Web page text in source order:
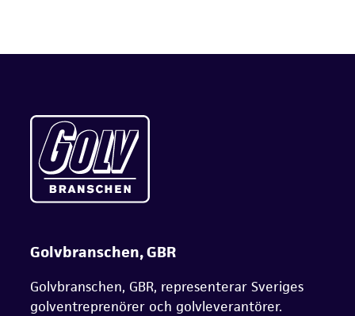
Golvbranschen, GBR
Golvbranschen, GBR, representerar Sveriges
golventreprenörer och golvleverantörer.